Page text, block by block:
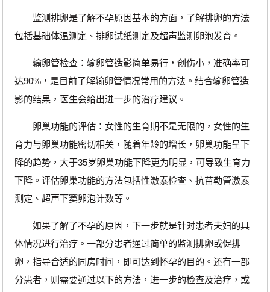
监测排卵是了解不孕原因基本的方面，了解排卵的方法
包括基础体温测定、排卵试纸测定及超声监测卵泡发育。
输卵管检查：输卵管造影简单易行，创伤小，准确率可
达90%，是目前了解输卵管情况常用的方法。结合输卵管造
影的结果，医生会给出进一步的治疗建议。
卵巢功能的评估：女性的生育期不是无限的，女性的生
育力与卵巢功能密切相关，随着年龄的增长，卵巢功能呈下
降的趋势，大于35岁卵巢功能下降更为明显，可导致生育力
下降。评估卵巢功能的方法包括性激素检查、抗苗勒管激素
测定、超声下窦卵泡计数等。
如果了解了不孕的原因，下一步就是针对患者夫妇的具
体情况进行治疗。一部分患者通过简单的监测排卵或促排
卵，指导合适的同房时间，即可达到怀孕的目的。还有一部
分患者，则需要通过以下的方法，进一步的检查及治疗，或